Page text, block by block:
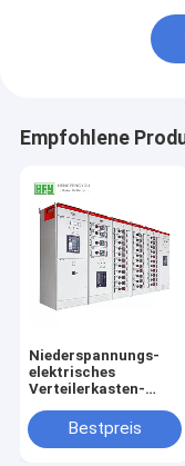
Empfohlene
Niederspannungs-
elektrisches
Verteilerkasten-
Schaltanlagen-
Werbung industriell
Bestpreis